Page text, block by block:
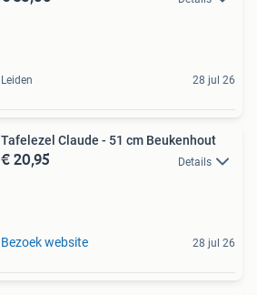
Leiden 28 jul 26
Tafelezel Claude - 51 cm Beukenhout
€ 20,95 Details
Bezoek website 28 jul 26